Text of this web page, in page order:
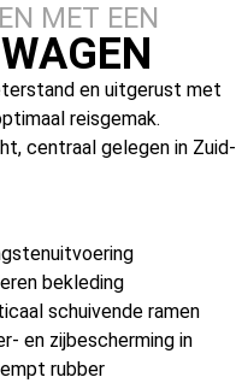
MET EEN
en uitgerust met
reisgemak.
centraal gelegen in Zuid-
bekleding
schuivende ramen
en zijbescherming in
rubber